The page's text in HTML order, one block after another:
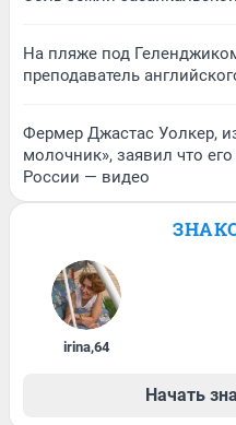
На пляже под
преподаватель
Фермер Джастас Уолкер,
молочник», заявил что
России — видео
irina,64
Начать